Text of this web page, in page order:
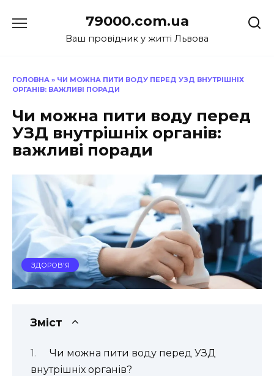
до
79000.com.ua
Ваш провідник у житті Львова
ГОЛОВНА » ЧИ МОЖНА ПИТИ ВОДУ ПЕРЕД УЗД ВНУТРІШНІХ
ОРГАНІВ: ВАЖЛИВІ ПОРАДИ
Чи можна пити воду перед
УЗД внутрішніх органів:
важливі поради
ЗДОРОВ'Я
Зміст
Чи можна пити воду перед УЗД
внутрішніх органів?